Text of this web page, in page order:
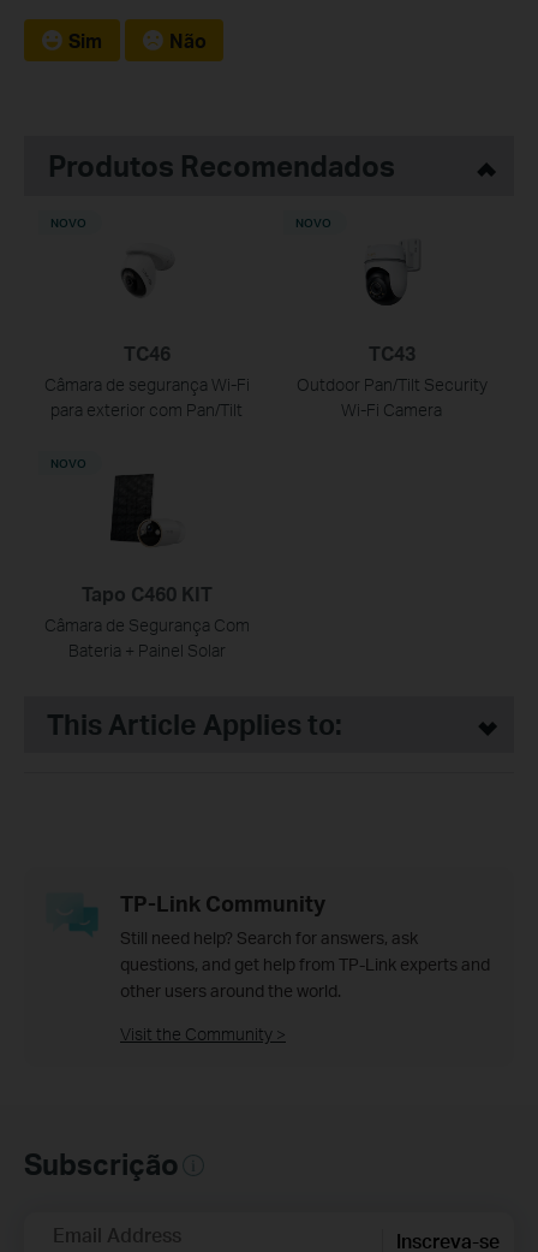
Sim Não
Produtos Recomendados
TC46
Câmara de segurança Wi-Fi
para exterior com Pan/Tilt
NOVO
TC43
Outdoor Pan/Tilt Security
Wi-Fi Camera
NOVO
Tapo C460 KIT
Câmara de Segurança Com
Bateria + Painel Solar
NOVO
This Article Applies to:
TP-Link Community
Still need help? Search for answers, ask
questions, and get help from TP-Link experts and
other users around the world.
Visit the Community >
Subscrição
Email Address Inscreva-se